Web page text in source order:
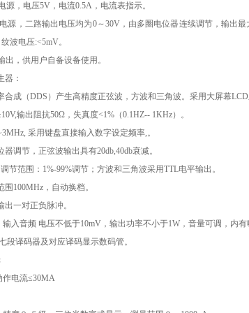
源，电压5V ，电流0.5A ，电流表指示。
源，二路输出电压均为0～30V，由多圈电位器连续调节，输出最
纹波电压:<5mV。
出，供用户自备设备使用。
器：
合成（DDS ）产生高精度正弦波，方波和三角波。采用大屏幕LCD
输出阻抗50Ω ，失真度<1% （0.1HZ-- 1KHz）。
采用键盘直接输入数字设定频率,。
器调节，正弦波输出具有20db,40db衰减。
调节范围： 1%-99%调节；方波和三角波采用TTL电平输出。
围 100MHz ，自动换档。
出一对正负脉冲。
入音频 电压不低于10mV ，输出功率不小于1W ，音量可调，内
段译码器及对应译码显示数码管。
作电流≤30MA